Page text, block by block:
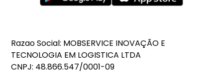
Razao Social: MOBSERVICE INOVAÇÃO E
TECNOLOGIA EM LOGISTICA LTDA
CNPJ: 48.866.547/0001-09